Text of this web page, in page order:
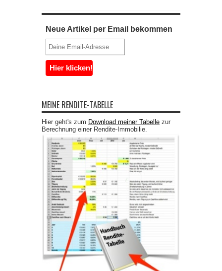
Neue Artikel per Email bekommen
MEINE RENDITE-TABELLE
Hier geht's zum Download meiner Tabelle zur
Berechnung einer Rendite-Immobilie.